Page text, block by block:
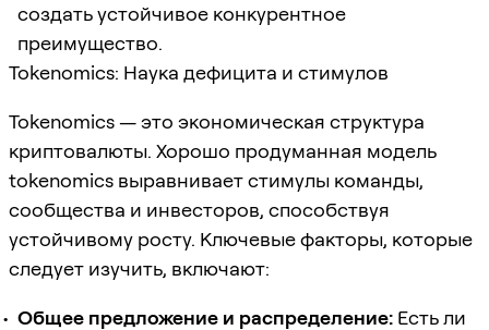
создать устойчивое конкурентное
преимущество.
Tokenomics: Наука дефицита и стимулов
Tokenomics — это экономическая структура
криптовалюты. Хорошо продуманная модель
tokenomics выравнивает стимулы команды,
сообщества и инвесторов, способствуя
устойчивому росту. Ключевые факторы, которые
следует изучить, включают:
Общее предложение и распределение: Есть ли